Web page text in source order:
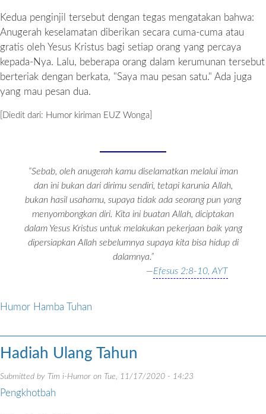
Kedua penginjil tersebut dengan tegas mengatakan bahwa:
Anugerah keselamatan diberikan secara cuma-cuma atau
gratis oleh Yesus Kristus bagi setiap orang yang percaya
kepada-Nya. Lalu, beberapa orang dalam kerumunan tersebut
berteriak dengan berkata, "Saya mau pesan satu." Ada juga
yang mau pesan dua.
[Diedit dari: Humor kiriman EUZ Wonga]
“Sebab, oleh anugerah kamu diselamatkan melalui iman
dan ini bukan dari dirimu sendiri, tetapi karunia Allah,
bukan hasil usahamu, supaya tidak ada seorang pun yang
menyombongkan diri. Kita ini buatan Allah, diciptakan
dalam Yesus Kristus untuk melakukan pekerjaan baik yang
dipersiapkan Allah sebelumnya supaya kita bisa hidup di
dalamnya.”
—Efesus 2:8-10, AYT
Humor Hamba Tuhan
Hadiah Ulang Tahun
Submitted by Tim i-Humor on Tue, 11/17/2020 - 14:23
Pengkhotbah